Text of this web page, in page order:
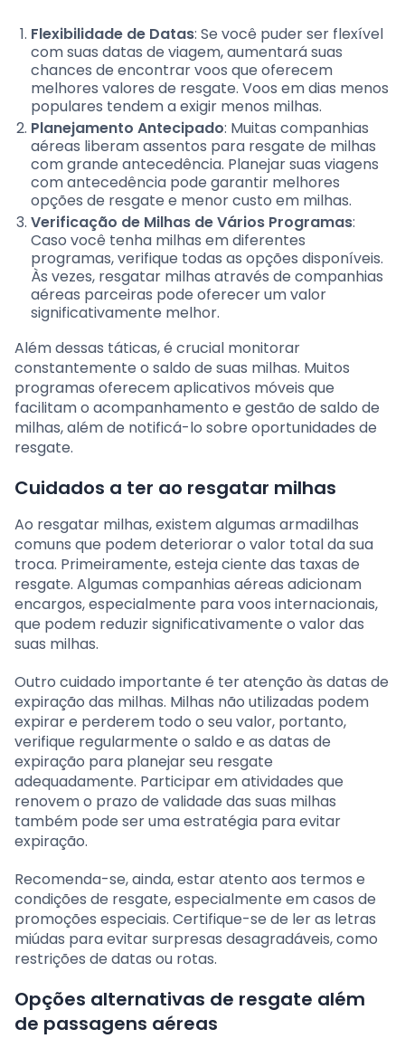
Flexibilidade de Datas: Se você puder ser flexível
com suas datas de viagem, aumentará suas
chances de encontrar voos que oferecem
melhores valores de resgate. Voos em dias menos
populares tendem a exigir menos milhas.
Planejamento Antecipado: Muitas companhias
aéreas liberam assentos para resgate de milhas
com grande antecedência. Planejar suas viagens
com antecedência pode garantir melhores
opções de resgate e menor custo em milhas.
Verificação de Milhas de Vários Programas:
Caso você tenha milhas em diferentes
programas, verifique todas as opções disponíveis.
Às vezes, resgatar milhas através de companhias
aéreas parceiras pode oferecer um valor
significativamente melhor.
Além dessas táticas, é crucial monitorar
constantemente o saldo de suas milhas. Muitos
programas oferecem aplicativos móveis que
facilitam o acompanhamento e gestão de saldo de
milhas, além de notificá-lo sobre oportunidades de
resgate.
Cuidados a ter ao resgatar milhas
Ao resgatar milhas, existem algumas armadilhas
comuns que podem deteriorar o valor total da sua
troca. Primeiramente, esteja ciente das taxas de
resgate. Algumas companhias aéreas adicionam
encargos, especialmente para voos internacionais,
que podem reduzir significativamente o valor das
suas milhas.
Outro cuidado importante é ter atenção às datas de
expiração das milhas. Milhas não utilizadas podem
expirar e perderem todo o seu valor, portanto,
verifique regularmente o saldo e as datas de
expiração para planejar seu resgate
adequadamente. Participar em atividades que
renovem o prazo de validade das suas milhas
também pode ser uma estratégia para evitar
expiração.
Recomenda-se, ainda, estar atento aos termos e
condições de resgate, especialmente em casos de
promoções especiais. Certifique-se de ler as letras
miúdas para evitar surpresas desagradáveis, como
restrições de datas ou rotas.
Opções alternativas de resgate além
de passagens aéreas